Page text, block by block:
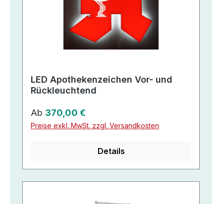
LED Apothekenzeichen Vor- und
Rückleuchtend
Regulärer Preis:
Ab 370,00 €
Preise exkl. MwSt. zzgl. Versandkosten
Details